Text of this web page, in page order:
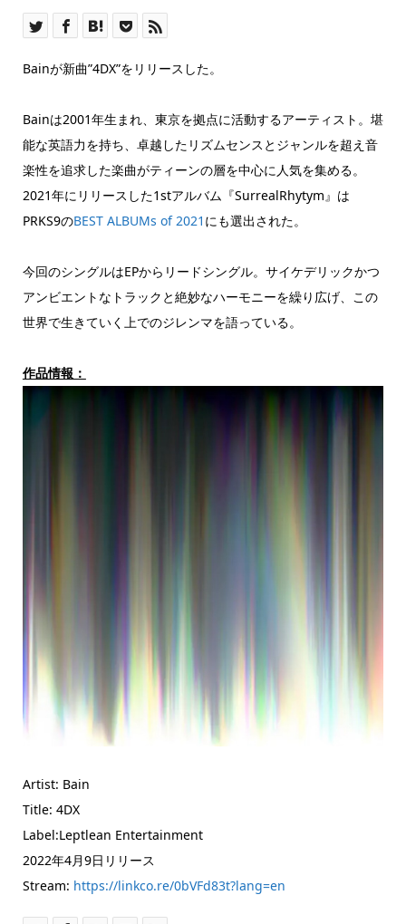
Bainが新曲”4DX”をリリースした。
Bainは2001年生まれ、東京を拠点に活動するアーティスト。堪
能な英語力を持ち、卓越したリズムセンスとジャンルを超え音
楽性を追求した楽曲がティーンの層を中心に人気を集める。
2021年にリリースした1stアルバム『SurrealRhytym』は
PRKS9のBEST ALBUMs of 2021 にも選出された。
今回のシングルはEPからリードシングル。サイケデリックかつ
アンビエントなトラックと絶妙なハーモニーを繰り広げ、この
世界で生きていく上でのジレンマを語っている。
作品情報：
Artist: Bain
Title: 4DX
Label:Leptlean Entertainment
2022年4月9日リリース
Stream: https://linkco.re/0bVFd83t?lang=en